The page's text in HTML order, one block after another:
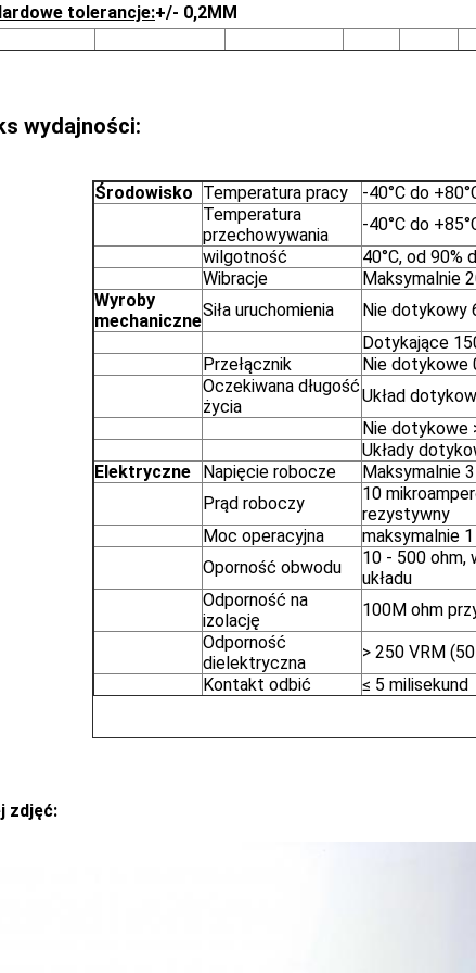
tolerancje:+/- 0,2MM
wydajności:
Środowisko Temperatura pracy
-40°C do
Temperatura
przechowywania
-40°C do
wilgotność
40°C, od 90%
Wibracje
Maksymalnie
Wyroby
mechaniczne
Siła uruchomienia
Nie dotykowy
Dotykające
Przełącznik
Nie dotykowe
Oczekiwana długość
życia
Układ
Nie dotykowe
Układy
Elektryczne
Napięcie robocze
Maksymalnie
Prąd roboczy
10
rezystywny
Moc operacyjna
maksymalnie
Oporność obwodu
10 - 500 ohm,
układu
Odporność na
izolację
100M ohm
Odporność
dielektryczna
> 250 VRM
Kontakt odbić
≤ 5 milisekund
zdjęć: